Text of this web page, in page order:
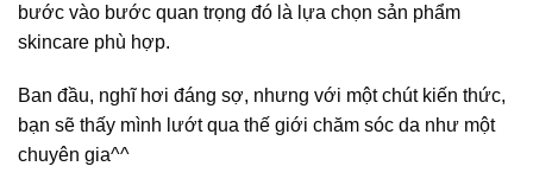
bước vào bước quan trọng đó là lựa chọn sản phẩm
skincare phù hợp.
Ban đầu, nghĩ hơi đáng sợ, nhưng với một chút kiến thức,
bạn sẽ thấy mình lướt qua thế giới chăm sóc da như một
chuyên gia^^